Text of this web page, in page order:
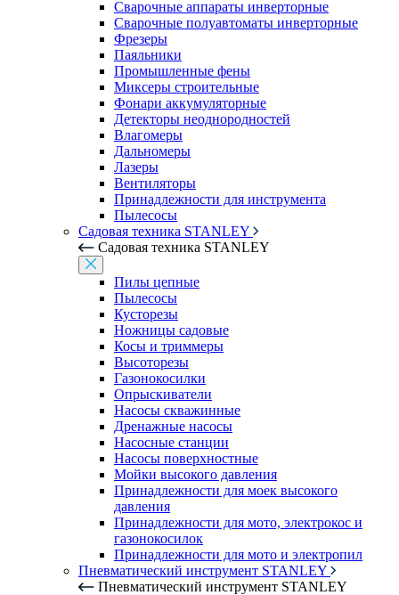
Сварочные аппараты инверторные
Сварочные полуавтоматы инверторные
Фрезеры
Паяльники
Промышленные фены
Миксеры строительные
Фонари аккумуляторные
Детекторы неоднородностей
Влагомеры
Дальномеры
Лазеры
Вентиляторы
Принадлежности для инструмента
Пылесосы
Садовая техника STANLEY
Садовая техника STANLEY
Пилы цепные
Пылесосы
Кусторезы
Ножницы садовые
Косы и триммеры
Высоторезы
Газонокосилки
Опрыскиватели
Насосы скважинные
Дренажные насосы
Насосные станции
Насосы поверхностные
Мойки высокого давления
Принадлежности для моек высокого
давления
Принадлежности для мото, электрокос и
газонокосилок
Принадлежности для мото и электропил
Пневматический инструмент STANLEY
Пневматический инструмент STANLEY